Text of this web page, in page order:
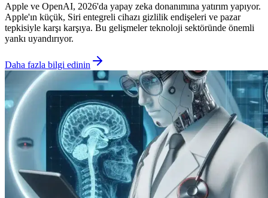
Apple ve OpenAI, 2026'da yapay zeka donanımına yatırım yapıyor.
Apple'ın küçük, Siri entegreli cihazı gizlilik endişeleri ve pazar
tepkisiyle karşı karşıya. Bu gelişmeler teknoloji sektöründe önemli
yankı uyandırıyor.
Daha fazla bilgi edinin